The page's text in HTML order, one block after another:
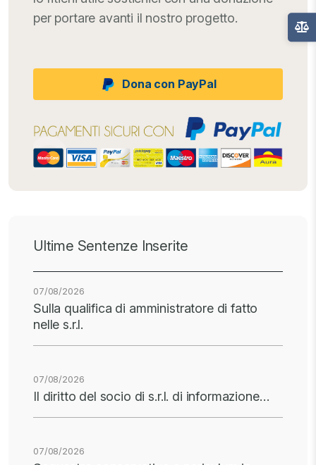
per portare avanti il nostro progetto.
Dona con PayPal
Ultime Sentenze Inserite
07/08/2026
Sulla qualifica di amministratore di fatto
nelle s.r.l.
07/08/2026
Il diritto del socio di s.r.l. di informazione…
07/08/2026